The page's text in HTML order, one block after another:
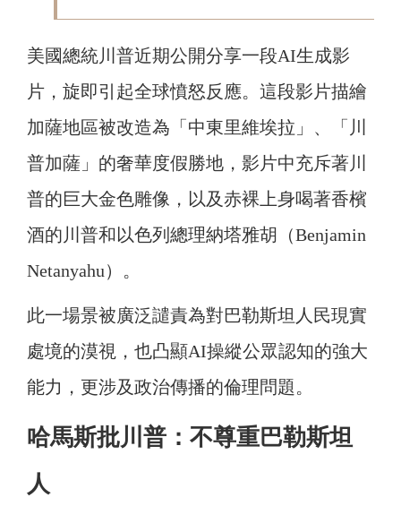
美國總統川普近期公開分享一段AI生成影
片，旋即引起全球憤怒反應。這段影片描繪
加薩地區被改造為「中東里維埃拉」、「川
普加薩」的奢華度假勝地，影片中充斥著川
普的巨大金色雕像，以及赤裸上身喝著香檳
酒的川普和以色列總理納塔雅胡（Benjamin
Netanyahu）。
此一場景被廣泛譴責為對巴勒斯坦人民現實
處境的漠視，也凸顯AI操縱公眾認知的強大
能力，更涉及政治傳播的倫理問題。
哈馬斯批川普：不尊重巴勒斯坦
人